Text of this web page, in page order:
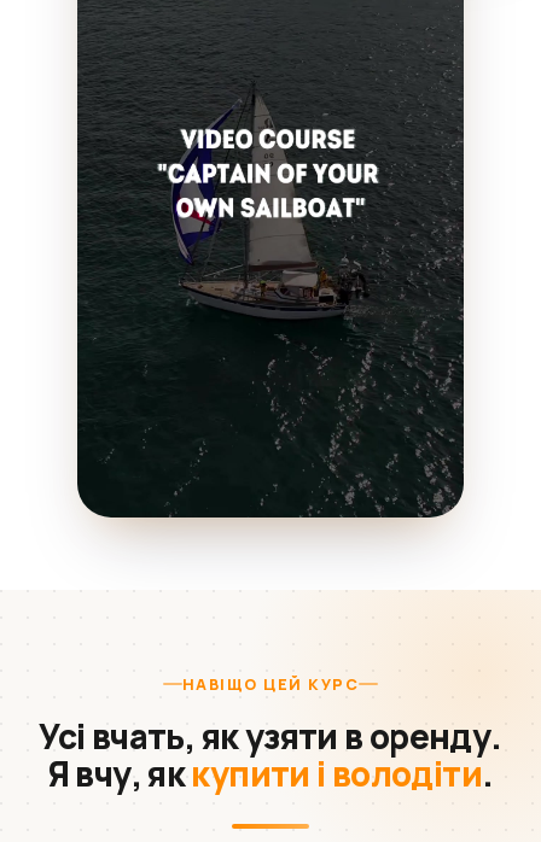
НАВІЩО ЦЕЙ КУРС
Усі вчать, як узяти в оренду.
Я вчу, яккупити і володіти.